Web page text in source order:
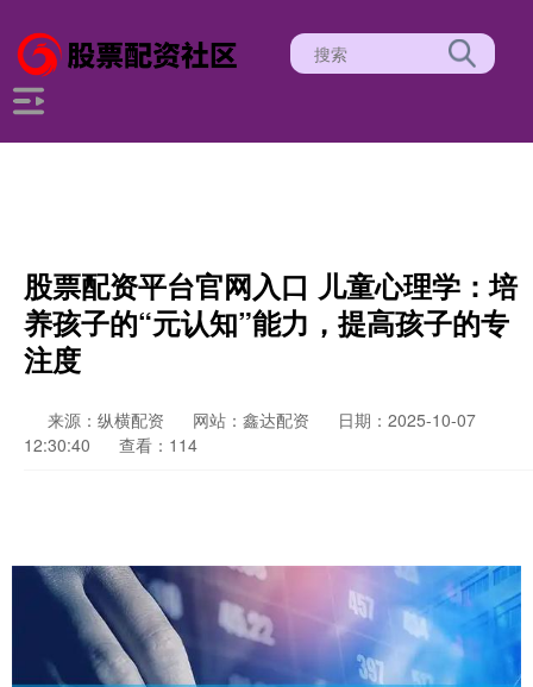
股票配资平台官网入口 儿童心理学：培
养孩子的“元认知”能力，提高孩子的专
注度
来源：纵横配资 网站：鑫达配资
日期：2025-10-07
12:30:40
查看：114